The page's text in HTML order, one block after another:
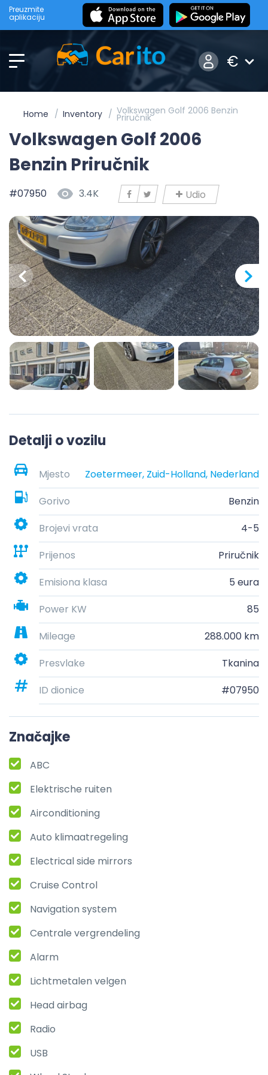
Preuzmite
aplikaciju
€
Home Inventory Volkswagen Golf 2006 Benzin
Priručnik
Volkswagen Golf 2006
Benzin Priručnik
#07950 3.4K Udio
Detalji o vozilu
Mjesto
Zoetermeer, Zuid-Holland, Nederland
Gorivo
Benzin
Brojevi vrata
4-5
Prijenos
Priručnik
Emisiona klasa
5 eura
Power KW
85
Mileage
288.000 km
Presvlake
Tkanina
ID dionice
#07950
Značajke
ABC
Elektrische ruiten
Airconditioning
Auto klimaatregeling
Electrical side mirrors
Cruise Control
Navigation system
Centrale vergrendeling
Alarm
Lichtmetalen velgen
Head airbag
Radio
USB